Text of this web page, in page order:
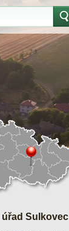
úřad Sulkovec